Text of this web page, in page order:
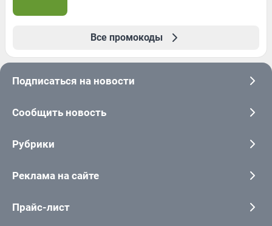
Все промокоды
Подписаться на новости
Сообщить новость
Рубрики
Реклама на сайте
Прайс-лист